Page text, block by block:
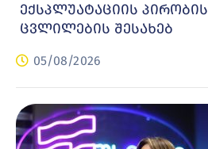
ექსპლუატაციის პირობის
ცვლილების შესახებ
05/08/2026